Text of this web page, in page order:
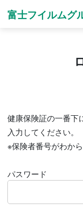
富士フイルムグ
健康保険証の一番下
入力してください。
※保険者番号がわか
パスワード